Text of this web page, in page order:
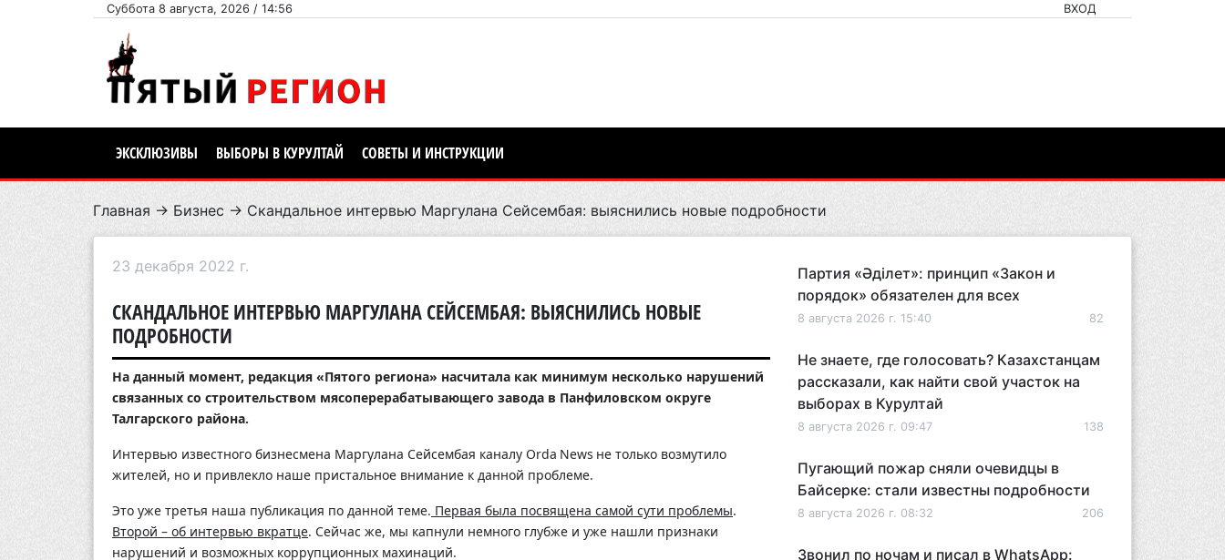
Суббота 8 августа, 2026 / 14:56 ВХОД
ЭКСКЛЮЗИВЫ ВЫБОРЫ В КУРУЛТАЙ СОВЕТЫ И ИНСТРУКЦИИ
Главная → Бизнес → Скандальное интервью Маргулана Сейсембая: выяснились новые подробности
23 декабря 2022 г.
СКАНДАЛЬНОЕ ИНТЕРВЬЮ МАРГУЛАНА СЕЙСЕМБАЯ: ВЫЯСНИЛИСЬ НОВЫЕ
ПОДРОБНОСТИ
На данный момент, редакция «Пятого региона» насчитала как минимум несколько нарушений
связанных со строительством мясоперерабатывающего завода в Панфиловском округе
Талгарского района.
Интервью известного бизнесмена Маргулана Сейсембая каналу Orda News не только возмутило
жителей, но и привлекло наше пристальное внимание к данной проблеме.
Это уже третья наша публикация по данной теме. Первая была посвящена самой сути проблемы.
Второй – об интервью вкратце. Сейчас же, мы капнули немного глубже и уже нашли признаки
нарушений и возможных коррупционных махинаций.
Партия «Әділет»: принцип «Закон и
порядок» обязателен для всех
8 августа 2026 г. 15:40 82
Не знаете, где голосовать? Казахстанцам
рассказали, как найти свой участок на
выборах в Курултай
8 августа 2026 г. 09:47 138
Пугающий пожар сняли очевидцы в
Байсерке: стали известны подробности
8 августа 2026 г. 08:32 206
Звонил по ночам и писал в WhatsApp: